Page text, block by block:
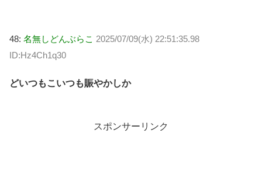
48: 名無しどんぶらこ 2025/07/09(水) 22:51:35.98
ID:Hz4Ch1q30
どいつもこいつも賑やかしか
スポンサーリンク